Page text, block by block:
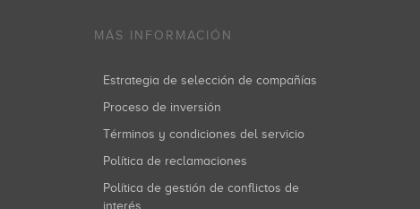
MÁS INFORMACIÓN
Estrategia de selección de compañías
Proceso de inversión
Términos y condiciones del servicio
Política de reclamaciones
Política de gestión de conflictos de
interés